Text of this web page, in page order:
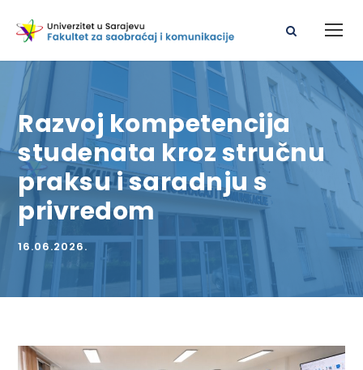
Razvoj kompetencija
studenata kroz stručnu
praksu i saradnju s
privredom
16.06.2026.